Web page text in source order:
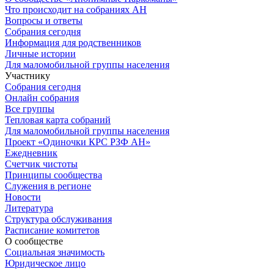
Что происходит на собраниях АН
Вопросы и ответы
Собрания сегодня
Информация для родственников
Личные истории
Для маломобильной группы населения
Участнику
Собрания сегодня
Онлайн собрания
Все группы
Тепловая карта собраний
Для маломобильной группы населения
Проект «Одиночки КРС РЗФ АН»
Ежедневник
Счетчик чистоты
Принципы сообщества
Служения в регионе
Новости
Литература
Структура обслуживания
Расписание комитетов
О сообществе
Социальная значимость
Юридическое лицо